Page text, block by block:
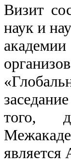
Визит
наук и
того,